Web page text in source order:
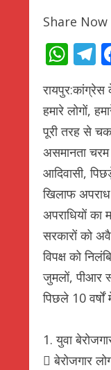
Share Now
रायपुर:कांग्रेस
हमारे लोगों,
पूरी तरह से
असमानता
आदिवासी,
खिलाफ
अपराधियों का
सरकारों को
विपक्ष को
जुमलों, पीआर
पिछले 10
1. युवा
 बेरोजगार